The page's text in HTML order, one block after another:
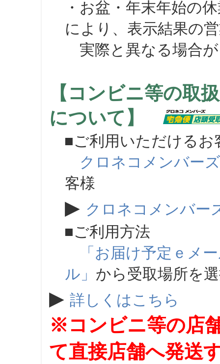
・お盆・年末年始の
により、表示結果の
実際と異なる場合が
【コンビニ等の取
について】
■ご利用いただけるお
クロネコメンバーズ
客様
▶ クロネコメンバー
■ご利用方法
「お届け予定ｅメ
ル」 から受取場所を
▶ 詳しくはこちら
※コンビニ等の店
て直接店舗へ発送